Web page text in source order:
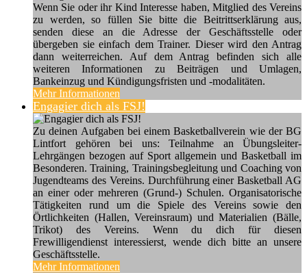
Wenn Sie oder ihr Kind Interesse haben, Mitglied des Vereins
zu werden, so füllen Sie bitte die Beitrittserklärung aus,
senden diese an die Adresse der Geschäftsstelle oder
übergeben sie einfach dem Trainer. Dieser wird den Antrag
dann weiterreichen. Auf dem Antrag befinden sich alle
weiteren Informationen zu Beiträgen und Umlagen,
Bankeinzug und Kündigungsfristen und -modalitäten.
Mehr Informationen
Engagier dich als FSJ!
Zu deinen Aufgaben bei einem Basketballverein wie der BG
Lintfort gehören bei uns: Teilnahme an Übungsleiter-
Lehrgängen bezogen auf Sport allgemein und Basketball im
Besonderen. Training, Trainingsbegleitung und Coaching von
Jugendteams des Vereins. Durchführung einer Basketball AG
an einer oder mehreren (Grund-) Schulen. Organisatorische
Tätigkeiten rund um die Spiele des Vereins sowie den
Örtlichkeiten (Hallen, Vereinsraum) und Materialien (Bälle,
Trikot) des Vereins. Wenn du dich für diesen
Frewilligendienst interessierst, wende dich bitte an unsere
Geschäftsstelle.
Mehr Informationen